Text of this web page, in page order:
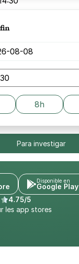
fin
8h
Para investigar
Disponible en
Google Play
4.75/5
les app stores